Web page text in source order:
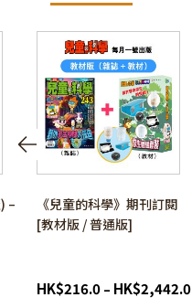
–
《兒童的科學》期刊訂閱
[教材版 / 普通版]
HK$216.0 – HK$2,442.0